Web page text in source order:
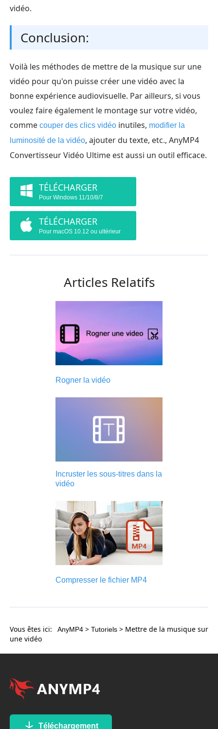
vidéo.
Conclusion:
Voilà les méthodes de mettre de la musique sur une
vidéo pour qu'on puisse créer une vidéo avec la
bonne expérience audiovisuelle. Par ailleurs, si vous
voulez faire également le montage sur votre vidéo,
comme couper des clics vidéo inutiles, modifier la
luminosité de la vidéo, ajouter du texte, etc., AnyMP4
Convertisseur Vidéo Ultime est aussi un outil efficace.
TÉLÉCHARGER
Pour Windows 11/10/8/7
TÉLÉCHARGER
Pour macOS 10.12 ou ultérieur
Articles Relatifs
Rogner la vidéo
Incruster les sous-titres dans la
vidéo
Compresser le fichier MP4
Vous êtes ici: AnyMP4 > Tutoriels > Mettre de la musique sur
une vidéo
Téléchargement